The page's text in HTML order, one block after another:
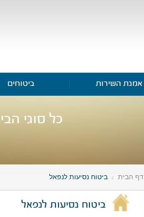
אמנת השירות ביטוחים
כל סוגי
דף הבית » ביטוח נסיעות לנפאל
ביטוח נסיעות לנפאל